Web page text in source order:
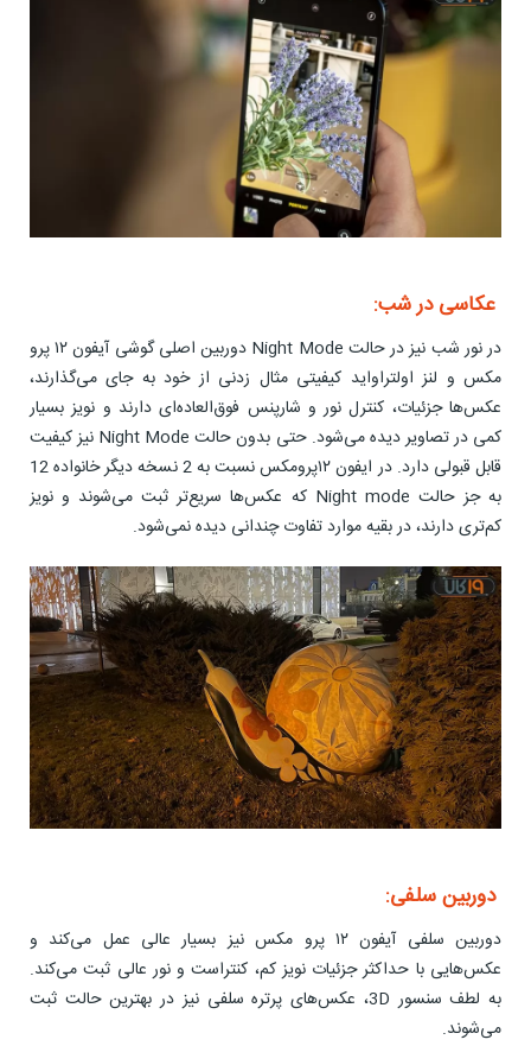
عکاسی در شب:
در نور شب نیز در حالت Night Mode دوربین اصلی گوشی آیفون ۱۲ پرو
مکس و لنز اولتراواید کیفیتی مثال زدنی از خود به جای می‌گذارند،
عکس‌ها جزئیات، کنترل نور و شارپنس فوق‌العاده‌ای دارند و نویز بسیار
کمی در تصاویر دیده می‌شود. حتی بدون حالت Night Mode نیز کیفیت
قابل قبولی دارد. در ایفون ۱۲پرومکس نسبت به 2 نسخه دیگر خانواده 12
به جز حالت Night mode که عکس‌ها سریع‌تر ثبت می‌شوند و نویز
کم‌تری دارند، در بقیه موارد تفاوت چندانی دیده نمی‌شود.
دوربین سلفی:
دوربین سلفی آیفون ۱۲ پرو مکس نیز بسیار عالی عمل می‌کند و
عکس‌هایی با حداکثر جزئیات نویز کم، کنتراست و نور عالی ثبت می‌کند.
به لطف سنسور 3D، عکس‌های پرتره سلفی نیز در بهترین حالت ثبت
می‌شوند.